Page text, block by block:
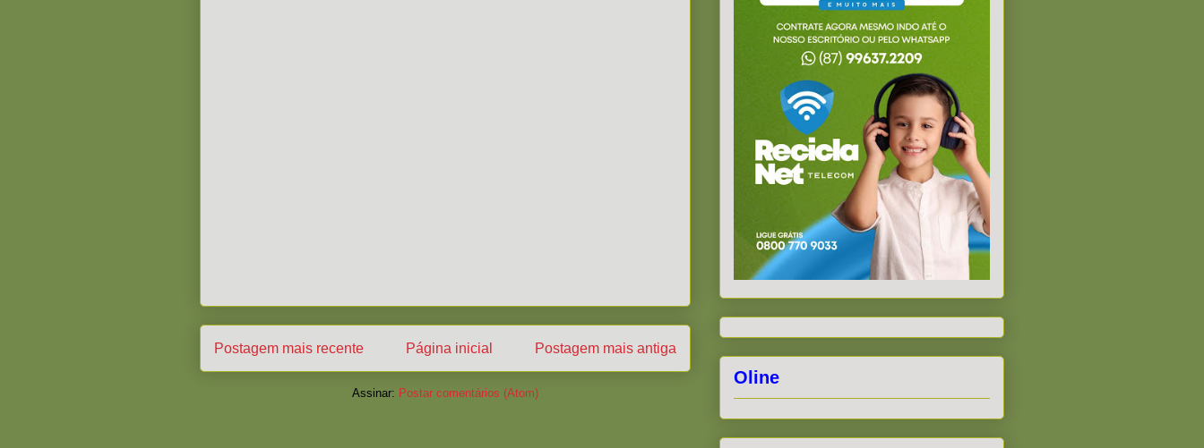
Postagem mais recente Postagem mais antiga
Página inicial
Assinar: Postar comentários (Atom)
Oline